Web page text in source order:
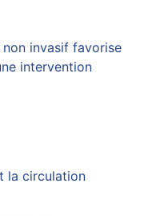
invasif favorise
intervention
la circulation